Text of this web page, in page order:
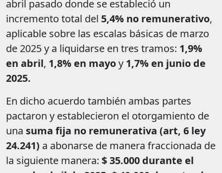
abril pasado donde se estableció un
incremento total del 5,4% no remunerativo,
aplicable sobre las escalas básicas de marzo
de 2025 y a liquidarse en tres tramos: 1,9%
en abril, 1,8% en mayoy 1,7% en junio de
2025.
En dicho acuerdo también ambas partes
pactaron y establecieron el otorgamiento de
una suma fija no remunerativa (art, 6 ley
24.241) a abonarse de manera fraccionada de
la siguiente manera: $ 35.000 durante el